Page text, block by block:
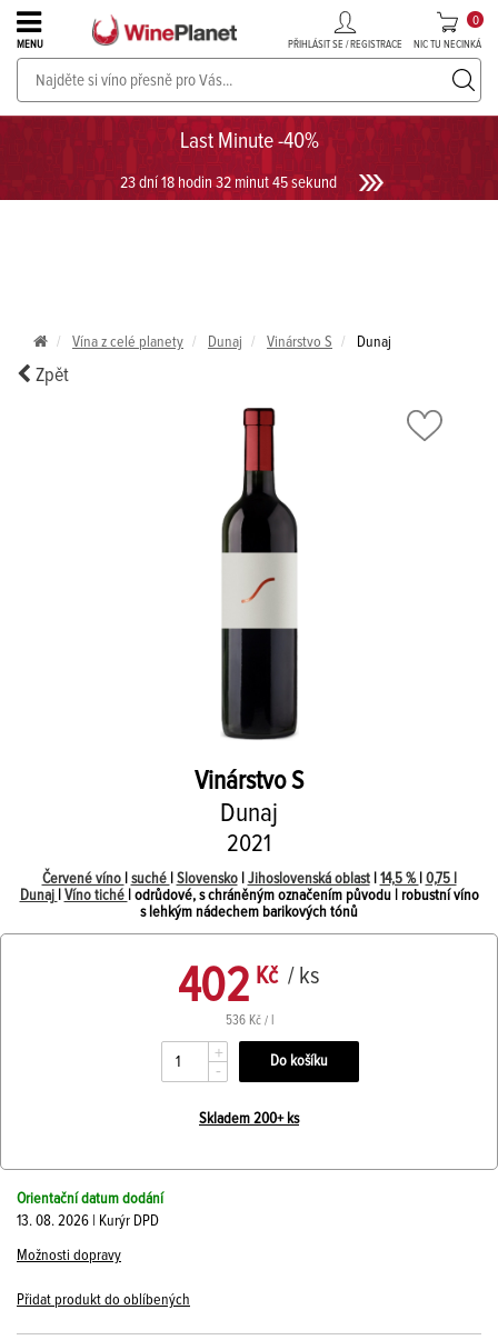
Last Minute -40%
23 dní 18 hodin 32 minut 45 sekund
MENU PŘIHLÁSIT SE / REGISTRACE NIC TU NECINKÁ
0
PROSECCO v akci až do -30%!UKÁZAT PROSECCO
Vína z celé planety Dunaj Vinárstvo S Dunaj
Zpět
Vinárstvo S
Dunaj
2021
Červené víno suché Slovensko| Jihoslovenská oblast| 14,5 % 0,75 l
Dunaj
Víno tiché
| odrůdové, s chráněným označením původu | robustní víno
s lehkým nádechem barikových tónů
402 Kč / ks
536 Kč / l
+
-
Skladem 200+ ks
Orientační datum dodání
13. 08. 2026 | Kurýr DPD
Možnosti dopravy
Přidat produkt do oblíbených